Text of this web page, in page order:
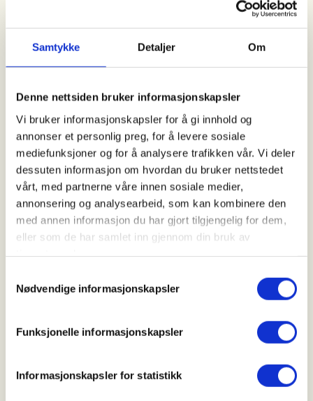
Samtykke Detaljer Om
Denne nettsiden bruker informasjonskapsler
Vi bruker informasjonskapsler for å gi innhold og
annonser et personlig preg, for å levere sosiale
mediefunksjoner og for å analysere trafikken vår. Vi deler
dessuten informasjon om hvordan du bruker nettstedet
vårt, med partnerne våre innen sosiale medier,
annonsering og analysearbeid, som kan kombinere den
med annen informasjon du har gjort tilgjengelig for dem,
eller som de har samlet inn gjennom din bruk av
Nødvendige informasjonskapsler
Funksjonelle informasjonskapsler
Informasjonskapsler for statistikk
DNT Vansjøs turledere er kurset med DNT turleder
og/eller Norges Padleforbund våttkort system.
stigen med tilhørende stjernesystem for vurdering
av vær og forhold, samt Redningsselskapets råd for
trygg padletur.
Krav til deltagelse er, der ikke annet er oppgitt, NPF
Grunnkurs Hav eller tilsvarende realkompetanse.
Deltakere skal kunne gjennomføre en
kameratredning dersom behovet oppstår, og ha
kapasitet til å padle ca 1 time i ca 5km/t.
Alt er avhengig av årstid og turtype, men generelt
så gjelder det å ta med klær til både padling og
pause etter vær og forhold. Padlere må kle seg
på våren. Viktig å ha noe tørt, vindtett og varmt til
pausen, samt lys til bruk både på land og under